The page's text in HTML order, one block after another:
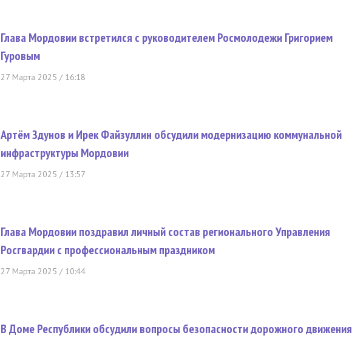
Глава Мордовии встретился с руководителем Росмолодежи Григорием
Гуровым
27 Марта 2025 / 16:18
Артём Здунов и Ирек Файзуллин обсудили модернизацию коммунальной
инфраструктуры Мордовии
27 Марта 2025 / 13:57
Глава Мордовии поздравил личный состав регионального Управления
Росгвардии с профессиональным праздником
27 Марта 2025 / 10:44
В Доме Республики обсудили вопросы безопасности дорожного движения